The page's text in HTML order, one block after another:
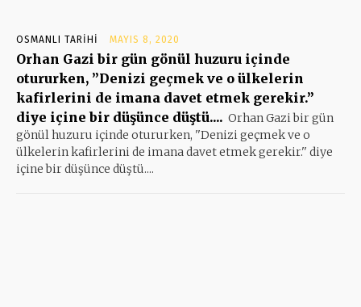
OSMANLI TARIHI MAYIS 8, 2020
Orhan Gazi bir gün gönül huzuru içinde
otururken, ”Denizi geçmek ve o ülkelerin
kafirlerini de imana davet etmek gerekir.”
diye içine bir düşünce düştü.... Orhan Gazi bir gün
gönül huzuru içinde otururken, ''Denizi geçmek ve o
ülkelerin kafirlerini de imana davet etmek gerekir.'' diye
içine bir düşünce düştü....